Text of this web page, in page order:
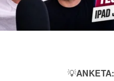
💡ANKETA: